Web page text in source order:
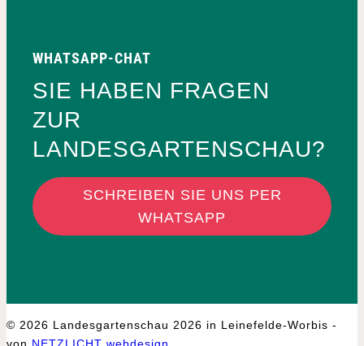
WHATSAPP-CHAT
SIE HABEN FRAGEN
ZUR
LANDESGARTENSCHAU?
SCHREIBEN SIE UNS PER
WHATSAPP
© 2026 Landesgartenschau 2026 in Leinefelde-Worbis -
von NETZLICHT webdesign